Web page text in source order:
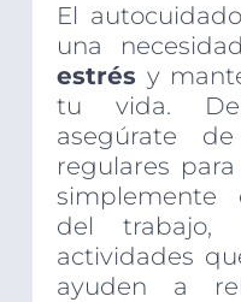
El
una
estrés y
tu vida.
asegúrate
regulares
simplemente
del trabajo,
actividades
ayuden a